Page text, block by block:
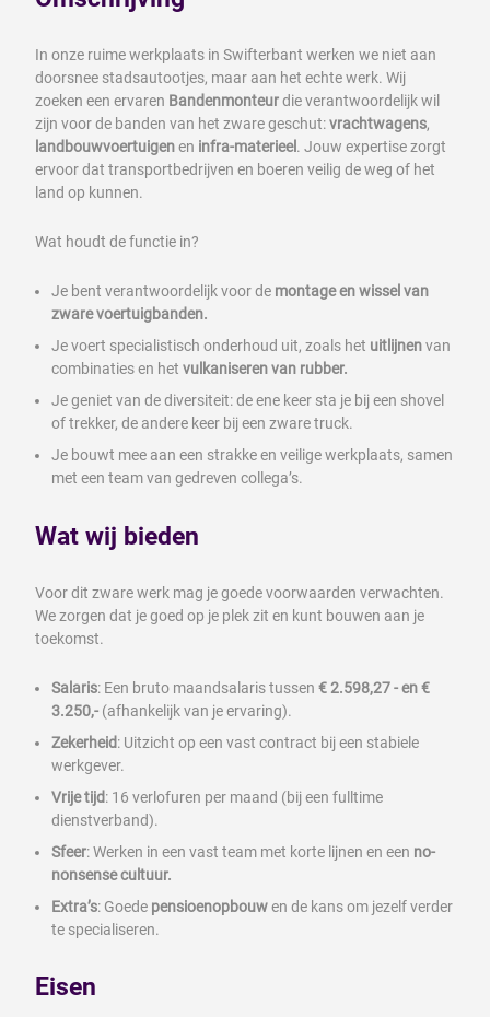
In onze ruime werkplaats in Swifterbant werken we niet aan
doorsnee stadsautootjes, maar aan het echte werk. Wij
zoeken een ervaren Bandenmonteurdie verantwoordelijk wil
zijn voor de banden van het zware geschut:vrachtwagens,
landbouwvoertuigenen infra-materieel. Jouw expertise zorgt
ervoor dat transportbedrijven en boeren veilig de weg of het
land op kunnen.
Wat houdt de functie in?
Je bent verantwoordelijk voor de montage en wissel van
zware voertuigbanden.
Je voert specialistisch onderhoud uit, zoals het uitlijnenvan
combinatiesen het vulkaniseren van rubber.
Je geniet van de diversiteit: de ene keer sta je bij een shovel
of trekker, de andere keer bij een zware truck.
Je bouwt mee aan een strakke en veilige werkplaats, samen
met een team van gedreven collega’s.
Wat wij bieden
Voor dit zware werk mag je goede voorwaarden verwachten.
We zorgen dat je goed op je plek zit en kunt bouwen aan je
toekomst.
Salaris: Een bruto maandsalaris tussen € 2.598,27 - en €
3.250,- (afhankelijk van je ervaring).
Zekerheid: Uitzicht op een vast contract bij een stabiele
werkgever.
Vrije tijd: 16 verlofuren per maand (bij een fulltime
dienstverband).
Sfeer: Werken in een vast team met korte lijnen en een no-
nonsense cultuur.
Extra’s: Goede pensioenopbouwen de kans om jezelf verder
te specialiseren.
Eisen